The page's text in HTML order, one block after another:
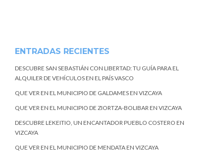
ENTRADAS RECIENTES
DESCUBRE SAN SEBASTIÁN CON LIBERTAD: TU GUÍA PARA EL
ALQUILER DE VEHÍCULOS EN EL PAÍS VASCO
QUE VER EN EL MUNICIPIO DE GALDAMES EN VIZCAYA
QUE VER EN EL MUNICIPIO DE ZIORTZA-BOLIBAR EN VIZCAYA
DESCUBRE LEKEITIO, UN ENCANTADOR PUEBLO COSTERO EN
VIZCAYA
QUE VER EN EL MUNICIPIO DE MENDATA EN VIZCAYA